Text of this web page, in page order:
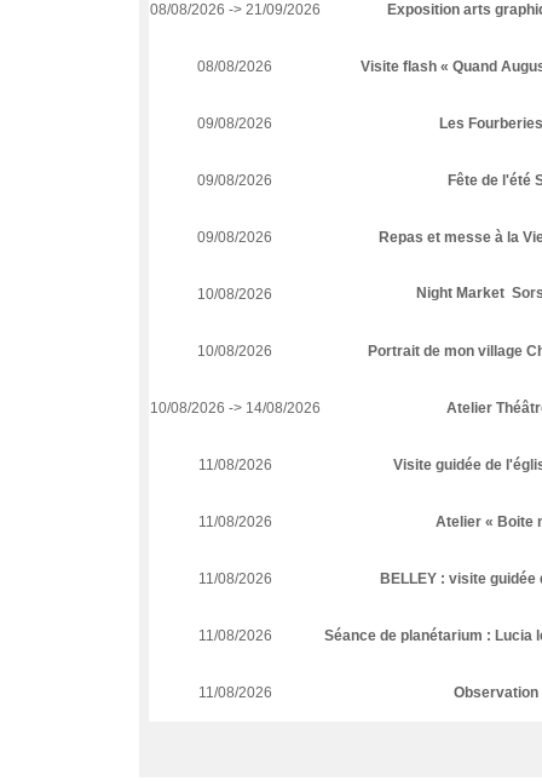
08/08/2026 -> 21/09/2026 Exposition arts
08/08/2026 Visite flash « Quand
09/08/2026 Les
09/08/2026 Fête de l'été
09/08/2026 Repas et messe à la
10/08/2026 Night Market 
10/08/2026 Portrait de mon village
10/08/2026 -> 14/08/2026 Atelier
11/08/2026 Visite guidée de
11/08/2026 Atelier « Boite
11/08/2026 BELLEY : visite
11/08/2026 Séance de planétarium : Lucia
11/08/2026 Observation